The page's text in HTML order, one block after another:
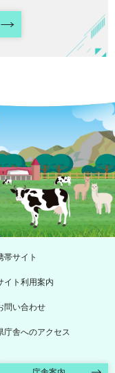
帯サイト
イト利用案内
問い合わせ
庁舎へのアクセス